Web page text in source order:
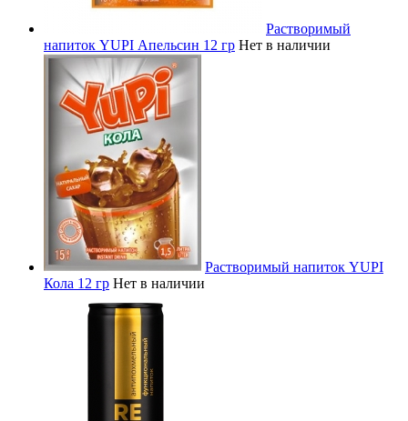
Растворимый
напиток YUPI Апельсин 12 гр Нет в наличии
Растворимый напиток YUPI
Кола 12 гр Нет в наличии